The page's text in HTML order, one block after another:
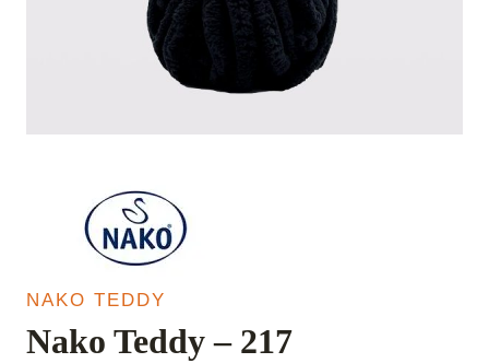
NAKO TEDDY
Nako Teddy – 217